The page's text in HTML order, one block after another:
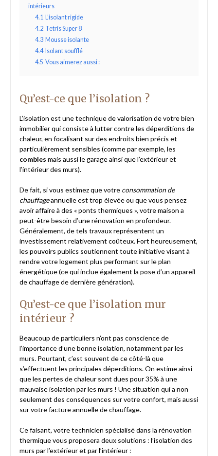
intérieurs
4.1 L’isolant rigide
4.2 Tetris Super 8
4.3 Mousse isolante
4.4 Isolant soufflé
4.5 Vous aimerez aussi :
Qu’est-ce que l’isolation ?
L’isolation est une technique de valorisation de votre bien
immobilier qui consiste à lutter contre les déperditions de
chaleur, en focalisant sur des endroits bien précis et
particulièrement sensibles (comme par exemple, les
combles mais aussi le garage ainsi que l’extérieur et
l’intérieur des murs).
De fait, si vous estimez que votre consommation de
chauffageannuelle est trop élevée ou que vous pensez
avoir affaire à des « ponts thermiques », votre maison a
peut-être besoin d’une rénovation en profondeur.
Généralement, de tels travaux représentent un
investissement relativement coûteux. Fort heureusement,
les pouvoirs publics soutiennent toute initiative visant à
rendre votre logement plus performant sur le plan
énergétique (ce qui inclue également la pose d’un appareil
de chauffage de dernière génération).
Qu’est-ce que l’isolation mur
intérieur ?
Beaucoup de particuliers n’ont pas conscience de
l’importance d’une bonne isolation, notamment par les
murs. Pourtant, c’est souvent de ce côté-là que
s’effectuent les principales déperditions. On estime ainsi
que les pertes de chaleur sont dues pour 35% à une
mauvaise isolation par les murs ! Une situation qui a non
seulement des conséquences sur votre confort, mais aussi
sur votre facture annuelle de chauffage.
Ce faisant, votre technicien spécialisé dans la rénovation
thermique vous proposera deux solutions : l’isolation des
murs par l’extérieur et par l’intérieur :